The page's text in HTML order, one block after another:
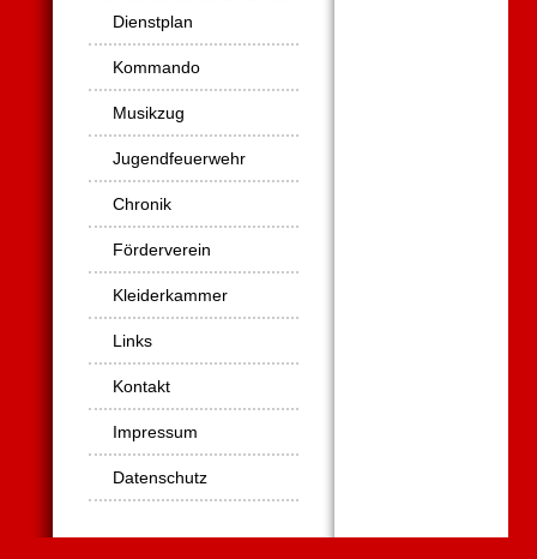
Dienstplan
Kommando
Musikzug
Jugendfeuerwehr
Chronik
Förderverein
Kleiderkammer
Links
Kontakt
Impressum
Datenschutz